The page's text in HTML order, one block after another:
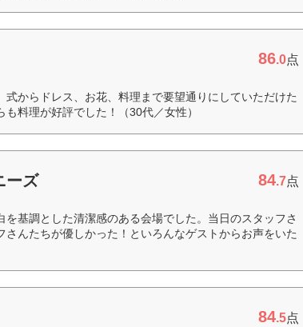
86.0点
からドレス、お花、料理まで要望通りにしていただけた
料理が好評でした！（30代／女性）
ーズ 84.7点
基調とした清潔感のある会場でした。当日のスタッフさ
さんたちが優しかった！といろんなゲストからお声をいた
84.5点